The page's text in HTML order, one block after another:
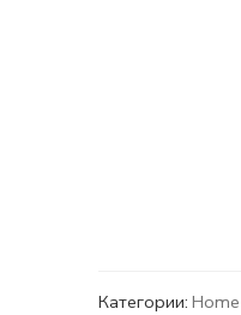
Категории: